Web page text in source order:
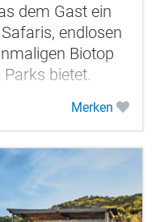
dem Gast ein
endlosen
Biotop
bietet.
Merken